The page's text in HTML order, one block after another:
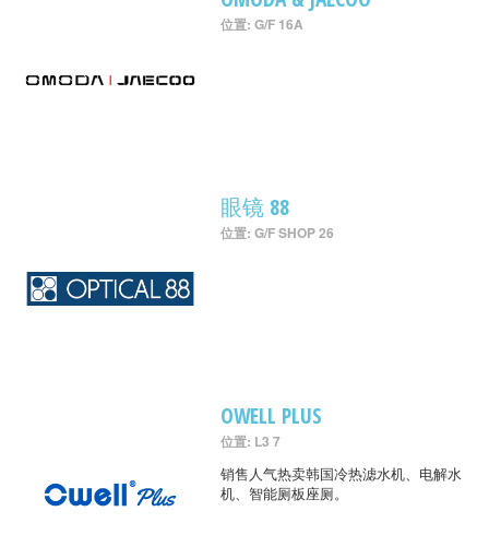
位置: G/F 16A
眼镜 88
位置: G/F SHOP 26
OWELL PLUS
位置: L3 7
销售人气热卖韩国冷热滤水机、电解水
机、智能厕板座厕。